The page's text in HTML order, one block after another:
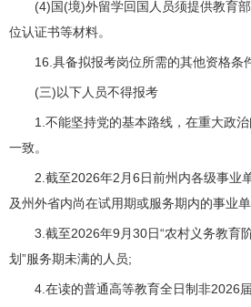
(4)国(境)外留学回国人员须提供教育部
位认证书等材料。
16.具备拟报考岗位所需的其他资格条件
(三)以下人员不得报考
1.不能坚持党的基本路线，在重大政治
一致。
2.截至2026年2月6日前州内各级事业
及州外省内尚在试用期或服务期内的事业单
3.截至2026年9月30日“农村义务教育
划”服务期未满的人员;
4.在读的普通高等教育全日制非2026届